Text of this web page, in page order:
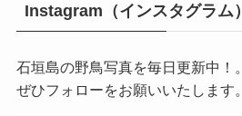
Instagram（インスタグラム）
石垣島の野鳥写真を毎日更新中！。
ぜひフォローをお願いいたします。